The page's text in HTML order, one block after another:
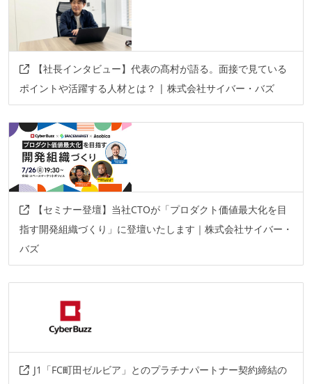
lambda
sqs
graphql
【社長インタビュー】代表の髙村が語る。面接で見ている
ポイントや活躍する人材とは？ | 株式会社サイバー・バズ
【セミナー登壇】当社CTOが「プロダクト価値最大化を目
指す開発組織づくり」に登壇いたします｜株式会社サイバー・
バズ
J1「FC町田ゼルビア」とのプラチナパートナー契約締結の